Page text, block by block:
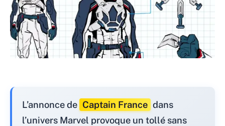
L’annonce de Captain France dans
l’univers Marvel provoque un tollé sans